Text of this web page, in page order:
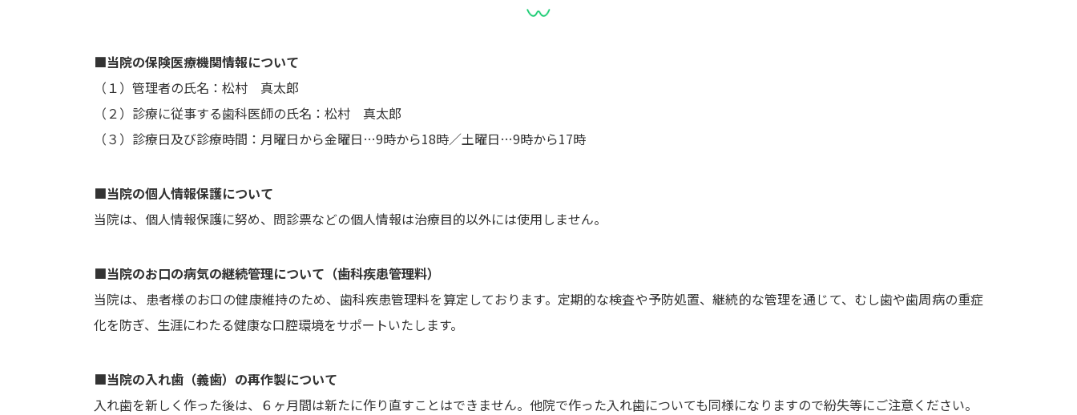
■当院の保険医療機関情報について
（１）管理者の氏名：松村 真太郎
（２）診療に従事する歯科医師の氏名：松村 真太郎
（３）診療日及び診療時間：月曜日から金曜日…9時から18時／土曜日…9時から17時
■当院の個人情報保護について
当院は、個人情報保護に努め、問診票などの個人情報は治療目的以外には使用しません。
■当院のお口の病気の継続管理について（歯科疾患管理料）
当院は、患者様のお口の健康維持のため、歯科疾患管理料を算定しております。定期的な検査や予防処置、継続的な管理を通じて、むし歯や歯周病の重症
化を防ぎ、生涯にわたる健康な口腔環境をサポートいたします。
■当院の入れ歯（義歯）の再作製について
入れ歯を新しく作った後は、６ヶ月間は新たに作り直すことはできません。他院で作った入れ歯についても同様になりますので紛失等にご注意ください。